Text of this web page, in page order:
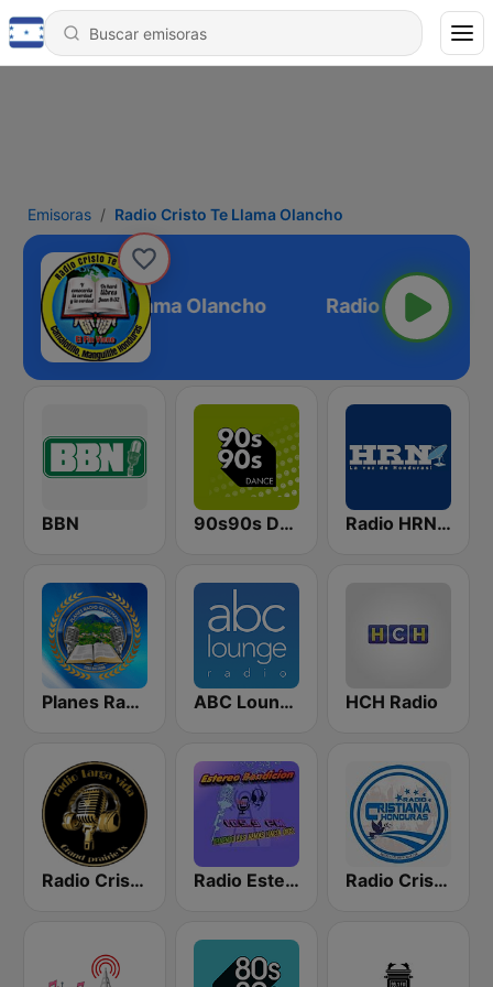
Emisoras Radio Cristo Te Llama Olancho
Cristo Te Llama Olancho
BBN 90s90s Dance Radio HRN 92.9 FM
Planes Radio Getsemani ABC Lounge Jazz HCH Radio
Radio Cristiana Larga Vida Texas Radio Estereo Bendicion HN Radio Cristiana Honduras